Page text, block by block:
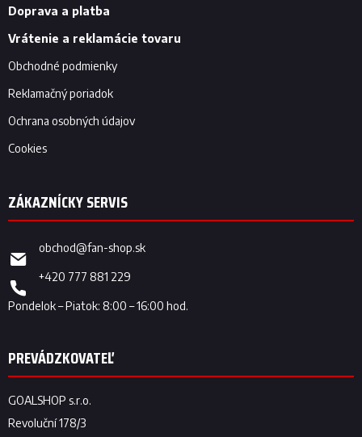
Doprava a platba
Vrátenie a reklamácie tovaru
Obchodné podmienky
Reklamačný poriadok
Ochrana osobných údajov
Cookies
obchod@fan-shop.sk
+420 777 881 229